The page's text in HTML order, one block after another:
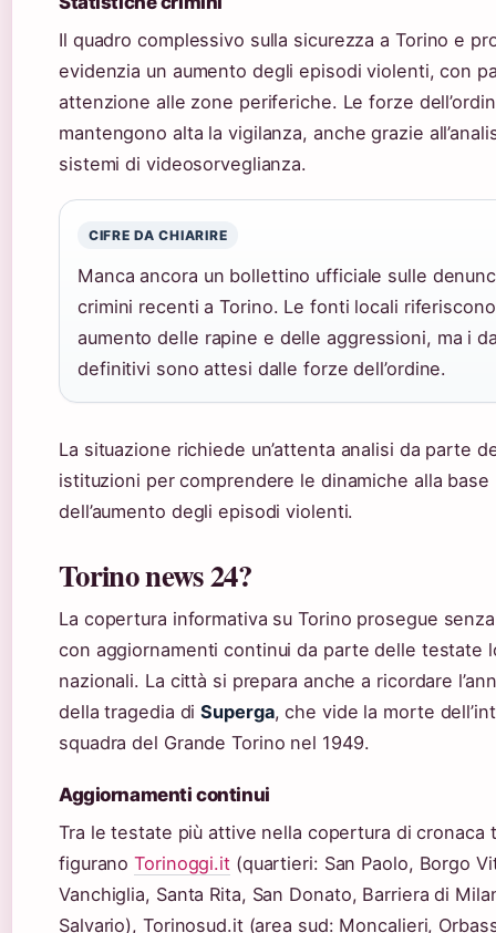
Il quadro complessivo sulla sicurezza a Torino e
evidenzia un aumento degli episodi violenti, con
attenzione alle zone periferiche. Le forze
mantengono alta la vigilanza, anche grazie
sistemi di videosorveglianza.
CIFRE DA CHIARIRE
Manca ancora un bollettino ufficiale sulle
crimini recenti a Torino. Le fonti locali
aumento delle rapine e delle aggressioni, ma i
definitivi sono attesi dalle forze dell’ordine.
La situazione richiede un’attenta analisi da parte
istituzioni per comprendere le dinamiche alla base
dell’aumento degli episodi violenti.
Torino news 24?
La copertura informativa su Torino prosegue
con aggiornamenti continui da parte delle testate
nazionali. La città si prepara anche a ricordare
della tragedia diSuperga, che vide la morte
squadra del Grande Torino nel 1949.
Aggiornamenti continui
Tra le testate più attive nella copertura di cronaca
figuranoTorinoggi.it(quartieri: San Paolo, Borgo
Vanchiglia, Santa Rita, San Donato, Barriera di
Salvario), Torinosud.it (area sud: Moncalieri,